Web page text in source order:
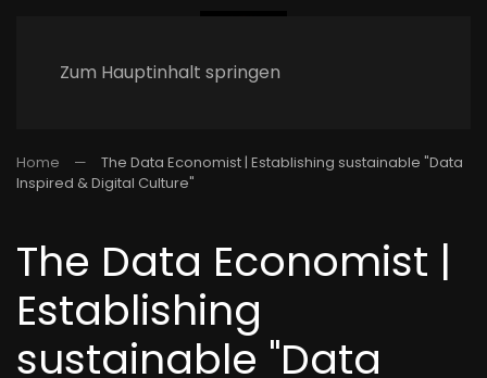
Zum Hauptinhalt springen
Home
The Data Economist | Establishing sustainable "Data
Inspired & Digital Culture"
The Data Economist |
Establishing
sustainable "Data